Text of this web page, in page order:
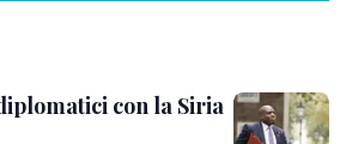
con la Siria